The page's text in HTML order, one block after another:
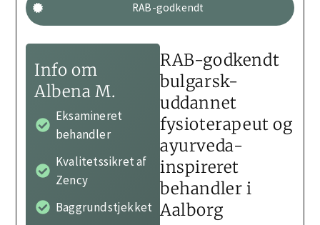
RAB-godkendt
Info om
Albena M.
Eksamineret
behandler
Kvalitetssikret af
Zency
Baggrundstjekket
RAB-godkendt
bulgarsk-
uddannet
fysioterapeut og
ayurveda-
inspireret
behandler i
Aalborg